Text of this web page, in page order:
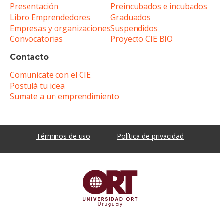
Presentación
Libro Emprendedores
Empresas y organizaciones
Convocatorias
Preincubados e incubados
Graduados
Suspendidos
Proyecto CIE BIO
Contacto
Comunicate con el CIE
Postulá tu idea
Sumate a un emprendimiento
Términos de uso Política de privacidad